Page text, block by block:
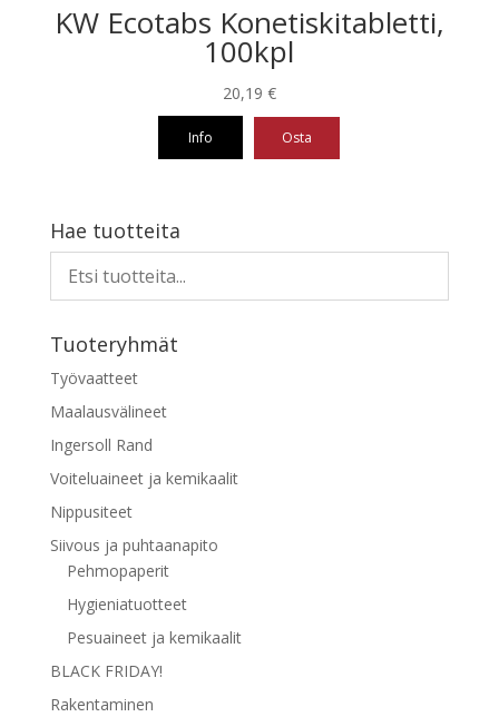
KW Ecotabs Konetiskitabletti,
100kpl
20,19 €
Info Osta
Hae tuotteita
Tuoteryhmät
Työvaatteet
Maalausvälineet
Ingersoll Rand
Voiteluaineet ja kemikaalit
Nippusiteet
Siivous ja puhtaanapito
Pehmopaperit
Hygieniatuotteet
Pesuaineet ja kemikaalit
BLACK FRIDAY!
Rakentaminen